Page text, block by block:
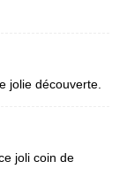
jolie découverte.
joli coin de